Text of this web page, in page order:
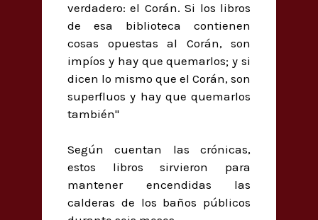
verdadero: el Corán. Si los libros
de esa biblioteca contienen
cosas opuestas al Corán, son
impíos y hay que quemarlos; y si
dicen lo mismo que el Corán, son
superfluos y hay que quemarlos
también"
Según cuentan las crónicas,
estos libros sirvieron para
mantener encendidas las
calderas de los baños públicos